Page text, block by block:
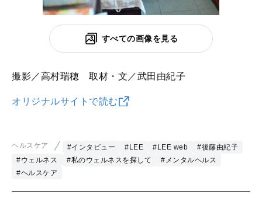
すべての画像を見る
撮影／高村瑞穂 取材・文／武田由紀子
オリジナルサイトで読む
ヘルスケア #インタビュー #LEE #LEE web
#後藤由紀子
#ウェルネス
#私のウェルネスを探して
#メンタルヘルス
#ヘルスケア